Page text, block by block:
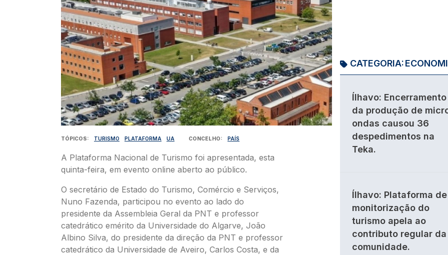
TÓPICOS TURISMO PLATAFORMA UA CONCELHO PAÍS
A Plataforma Nacional de Turismo foi apresentada, esta
quinta-feira, em evento online aberto ao público.
O secretário de Estado do Turismo, Comércio e Serviços,
Nuno Fazenda, participou no evento ao lado do
presidente da Assembleia Geral da PNT e professor
catedrático emérito da Universidade do Algarve, João
Albino Silva, do presidente da direção da PNT e professor
catedrático da Universidade de Aveiro, Carlos Costa, e da
CATEGORIA:
Ílhavo: Encerramento
da produção de
ondas causou 36
despedimentos na
Teka.
Ílhavo: Plataforma de
monitorização do
turismo apela ao
contributo regular da
comunidade.